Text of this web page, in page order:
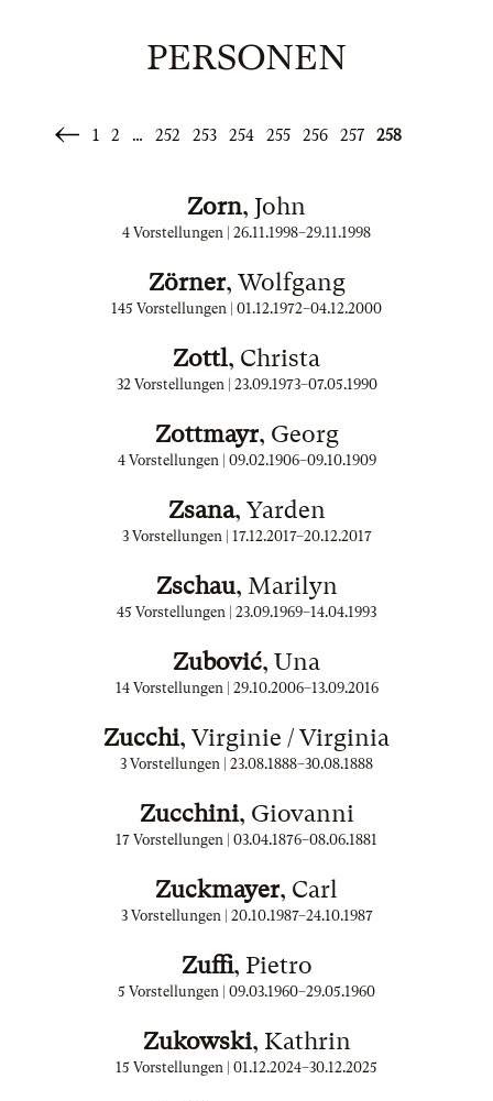
PERSONEN
«
1 2 … 252 253 254 255 256 257 258
Zorn, John
4 Vorstellungen | 26.11.1998–29.11.1998
Zörner, Wolfgang
145 Vorstellungen | 01.12.1972–04.12.2000
Zottl, Christa
32 Vorstellungen | 23.09.1973–07.05.1990
Zottmayr, Georg
4 Vorstellungen | 09.02.1906–09.10.1909
Zsana, Yarden
3 Vorstellungen | 17.12.2017–20.12.2017
Zschau, Marilyn
45 Vorstellungen | 23.09.1969–14.04.1993
Zubović, Una
14 Vorstellungen | 29.10.2006–13.09.2016
Zucchi, Virginie / Virginia
3 Vorstellungen | 23.08.1888–30.08.1888
Zucchini, Giovanni
17 Vorstellungen | 03.04.1876–08.06.1881
Zuckmayer, Carl
3 Vorstellungen | 20.10.1987–24.10.1987
Zuffi, Pietro
5 Vorstellungen | 09.03.1960–29.05.1960
Zukowski, Kathrin
15 Vorstellungen | 01.12.2024–30.12.2025